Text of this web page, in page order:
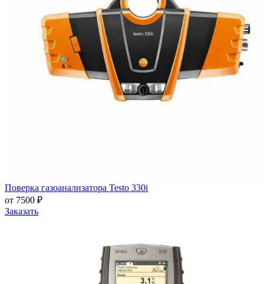
Поверка газоанализатора Testo 330i
от 7500 ₽
Заказать